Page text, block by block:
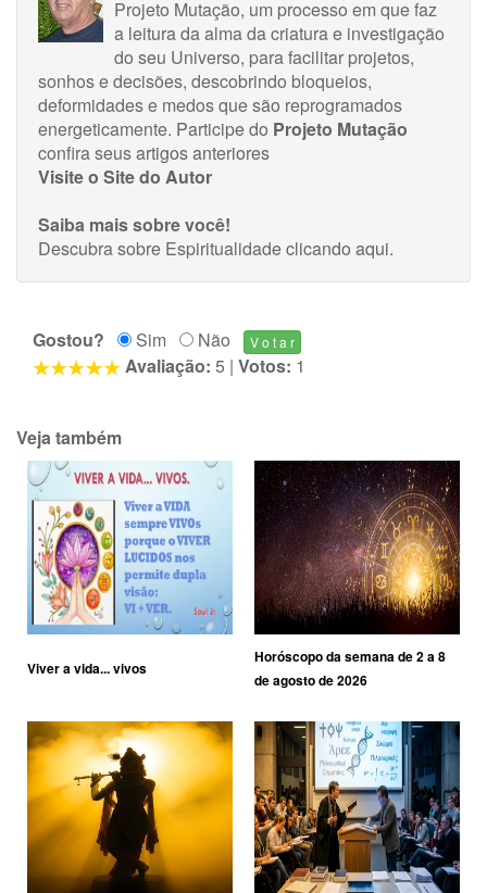
Projeto Mutação, um processo em que faz
a leitura da alma da criatura e investigação
do seu Universo, para facilitar projetos,
sonhos e decisões, descobrindo bloqueios,
deformidades e medos que são reprogramados
energeticamente. Participe do Projeto Mutação
confira seusartigos anteriores
Visite o Site do Autor
Saiba mais sobre você!
Descubra sobre Espiritualidadeclicando aqui.
Gostou? Sim
Não
Avaliação: 5 | Votos: 1
Veja também
Viver a vida... vivos
Horóscopo da semana de 2 a 8
de agosto de 2026